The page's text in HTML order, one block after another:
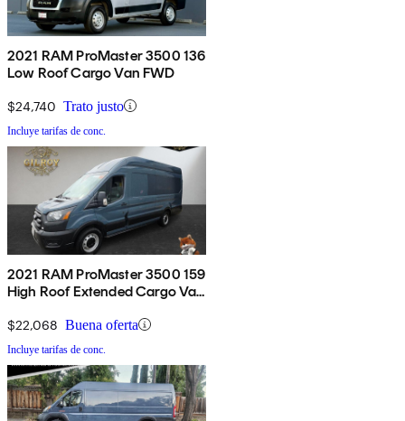
2021 RAM ProMaster 3500 136
Low Roof Cargo Van FWD
$24,740 Trato justo
Incluye tarifas de conc.
2021 RAM ProMaster 3500 159
High Roof Extended Cargo Van
$22,068 Buena oferta
Incluye tarifas de conc.